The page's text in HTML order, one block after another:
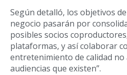
Según detalló, los objetivos
negocio pasarán por
posibles socios
plataformas, y así colaborar
entretenimiento de calidad no
audiencias que existen”.